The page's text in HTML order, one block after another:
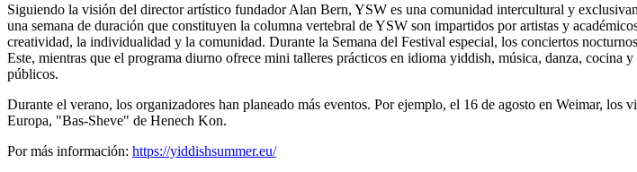
Siguiendo la visión del director artístico fundador Alan Bern, YSW es ​​una comunidad intercultural y
una semana de duración que constituyen la columna vertebral de YSW son impartidos por artistas y
creatividad, la individualidad y la comunidad. Durante la Semana del Festival especial, los conciertos
Este, mientras que el programa diurno ofrece mini talleres prácticos en idioma yiddish, música, danza, cocina
públicos.
Durante el verano, los organizadores han planeado más eventos. Por ejemplo, el 16 de agosto en Weimar,
Europa, "Bas-Sheve" de Henech Kon.
Por más información: https://yiddishsummer.eu/